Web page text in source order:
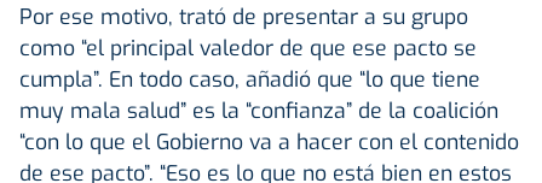
Por ese motivo, trató de presentar a su grupo
como “el principal valedor de que ese pacto se
cumpla”. En todo caso, añadió que “lo que tiene
muy mala salud” es la “confianza” de la coalición
“con lo que el Gobierno va a hacer con el contenido
de ese pacto”. “Eso es lo que no está bien en estos